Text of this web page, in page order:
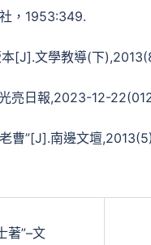
，1953:349.
[J].文學教導(下
亮日報,2023-12-
曹”[J].南邊文壇
著”–文